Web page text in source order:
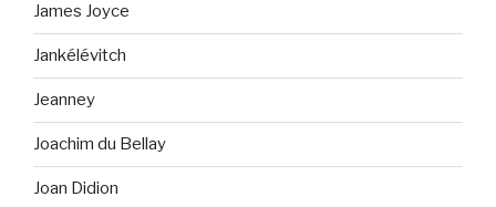
James Joyce
Jankélévitch
Jeanney
Joachim du Bellay
Joan Didion